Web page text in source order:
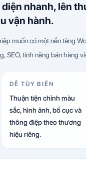
nhanh, lên
vận hành.
muốn có một nền tảng
SEO, tính năng bán hàng
DỄ TÙY BIẾN
Thuận tiện chỉnh màu
sắc, hình ảnh, bố cục và
thông điệp theo thương
hiệu riêng.